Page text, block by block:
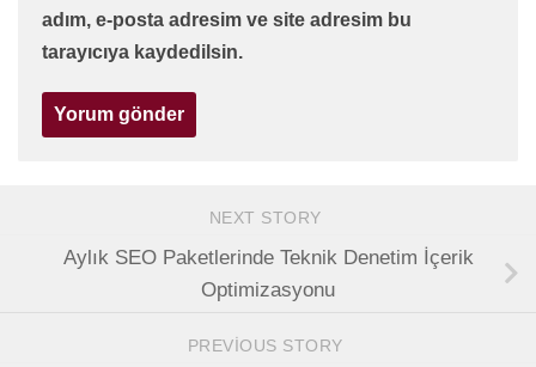
adım, e-posta adresim ve site adresim bu
tarayıcıya kaydedilsin.
NEXT STORY
Aylık SEO Paketlerinde Teknik Denetim İçerik
Optimizasyonu
PREVIOUS STORY